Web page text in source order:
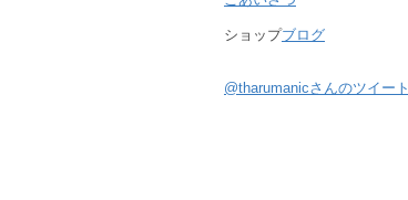
ショップブログ
@tharumanicさんのツイート